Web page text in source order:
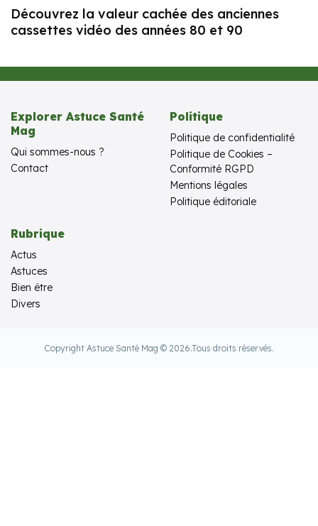
Découvrez la valeur cachée des anciennes
cassettes vidéo des années 80 et 90
Explorer Astuce Santé
Mag
Qui sommes-nous ?
Contact
Politique
Politique de confidentialité
Politique de Cookies –
Conformité RGPD
Mentions légales
Politique éditoriale
Rubrique
Actus
Astuces
Bien être
Divers
Copyright Astuce Santé Mag © 2026.Tous droits réservés.